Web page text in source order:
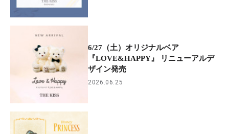
6/27（土）オリジナルベア
『LOVE&HAPPY』 リニューアルデ
ザイン発売
2026.06.25